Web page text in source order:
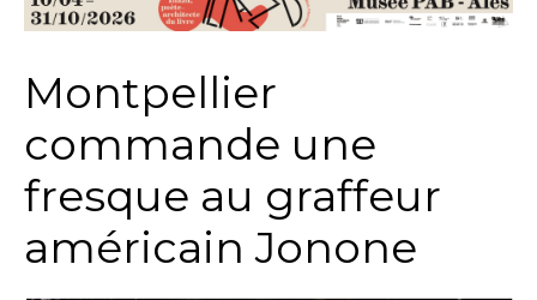
Montpellier
commande une
fresque au graffeur
américain Jonone